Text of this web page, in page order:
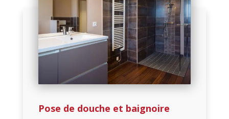
Pose de douche et baignoire